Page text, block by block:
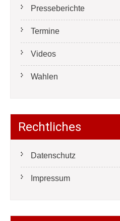
Presseberichte
Termine
Videos
Wahlen
Rechtliches
Datenschutz
Impressum